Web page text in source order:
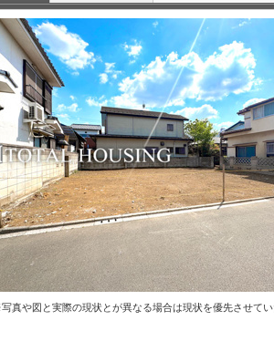
真や図と実際の現状とが異なる場合は現状を優先させて